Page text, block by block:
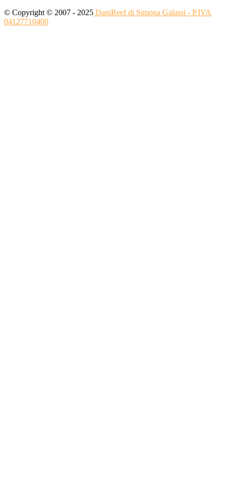
© Copyright © 2007 - 2025 DaniReef di Simona Galassi - P.IVA
04127710400